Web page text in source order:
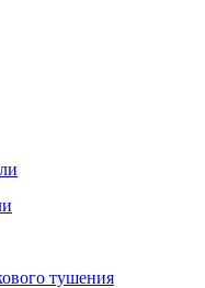
тушения